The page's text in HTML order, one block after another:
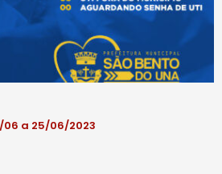
06 a 25/06/2023